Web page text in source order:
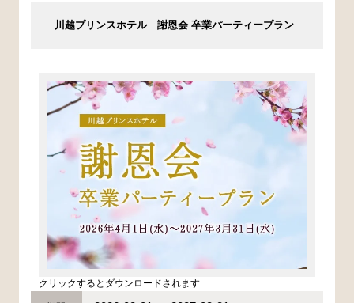
川越プリンスホテル 謝恩会 卒業パーティープラン
クリックするとダウンロードされます